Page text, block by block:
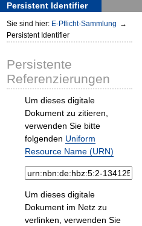
Persistent Identifier
Sie sind hier: E-Pflicht-Sammlung →
Persistent Identifier
Persistente
Referenzierungen
Um dieses digitale
Dokument zu zitieren,
verwenden Sie bitte
folgenden Uniform
Resource Name (URN)
Um dieses digitale
Dokument im Netz zu
verlinken, verwenden Sie